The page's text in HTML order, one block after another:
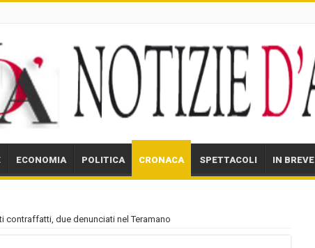
ECONOMIA POLITICA CRONACA SPETTACOLI IN BREVE
contraffatti, due denunciati nel Teramano